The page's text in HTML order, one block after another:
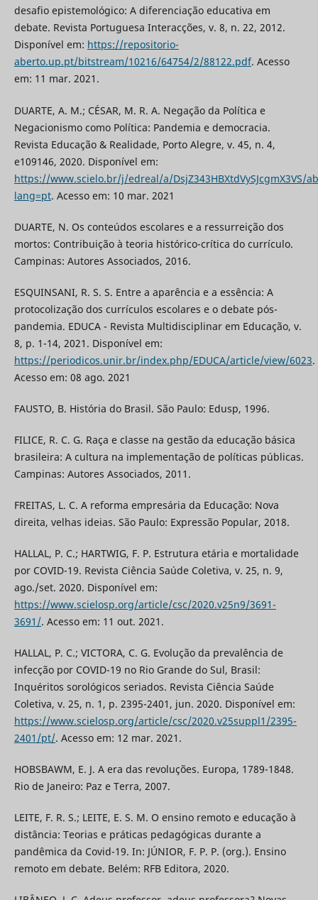
desafio epistemológico: A diferenciação educativa em
debate. Revista Portuguesa Interacções, v. 8, n. 22, 2012.
Disponível em: https://repositorio-
aberto.up.pt/bitstream/10216/64754/2/88122.pdf. Acesso
em: 11 mar. 2021.
DUARTE, A. M.; CÉSAR, M. R. A. Negação da Política e
Negacionismo como Política: Pandemia e democracia.
Revista Educação & Realidade, Porto Alegre, v. 45, n. 4,
e109146, 2020. Disponível em:
https://www.scielo.br/j/edreal/a/DsjZ343HBXtdVySJcgmX3VS/
lang=pt. Acesso em: 10 mar. 2021
DUARTE, N. Os conteúdos escolares e a ressurreição dos
mortos: Contribuição à teoria histórico-crítica do currículo.
Campinas: Autores Associados, 2016.
ESQUINSANI, R. S. S. Entre a aparência e a essência: A
protocolização dos currículos escolares e o debate pós-
pandemia. EDUCA - Revista Multidisciplinar em Educação, v.
8, p. 1-14, 2021. Disponível em:
https://periodicos.unir.br/index.php/EDUCA/article/view/6023.
Acesso em: 08 ago. 2021
FAUSTO, B. História do Brasil. São Paulo: Edusp, 1996.
FILICE, R. C. G. Raça e classe na gestão da educação básica
brasileira: A cultura na implementação de políticas públicas.
Campinas: Autores Associados, 2011.
FREITAS, L. C. A reforma empresária da Educação: Nova
direita, velhas ideias. São Paulo: Expressão Popular, 2018.
HALLAL, P. C.; HARTWIG, F. P. Estrutura etária e mortalidade
por COVID-19. Revista Ciência Saúde Coletiva, v. 25, n. 9,
ago./set. 2020. Disponível em:
https://www.scielosp.org/article/csc/2020.v25n9/3691-
3691/. Acesso em: 11 out. 2021.
HALLAL, P. C.; VICTORA, C. G. Evolução da prevalência de
infecção por COVID-19 no Rio Grande do Sul, Brasil:
Inquéritos sorológicos seriados. Revista Ciência Saúde
Coletiva, v. 25, n. 1, p. 2395-2401, jun. 2020. Disponível em:
https://www.scielosp.org/article/csc/2020.v25suppl1/2395-
2401/pt/. Acesso em: 12 mar. 2021.
HOBSBAWM, E. J. A era das revoluções. Europa, 1789-1848.
Rio de Janeiro: Paz e Terra, 2007.
LEITE, F. R. S.; LEITE, E. S. M. O ensino remoto e educação à
distância: Teorias e práticas pedagógicas durante a
pandêmica da Covid-19. In: JÚNIOR, F. P. P. (org.). Ensino
remoto em debate. Belém: RFB Editora, 2020.